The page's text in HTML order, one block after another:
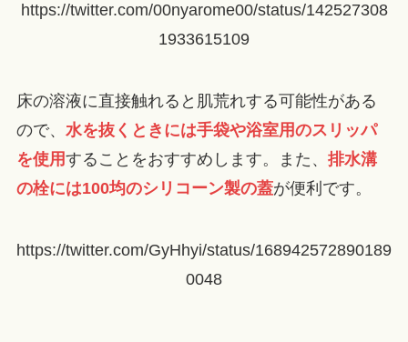
https://twitter.com/00nyarome00/status/142527308
1933615109
床の溶液に直接触れると肌荒れする可能性がある
ので、 水を抜くときには手袋や浴室用のスリッパ
を使用することをおすすめします。また、 排水溝
の栓には100均のシリコーン製の蓋が便利です。
https://twitter.com/GyHhyi/status/168942572890189
0048